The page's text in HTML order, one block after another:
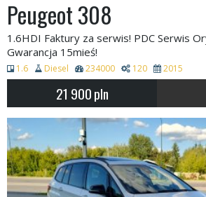
Peugeot 308
1.6HDI Faktury za serwis! PDC Serwis
Gwarancja 15mieś!
1.6 Diesel 234000 120 2015
21 900pln